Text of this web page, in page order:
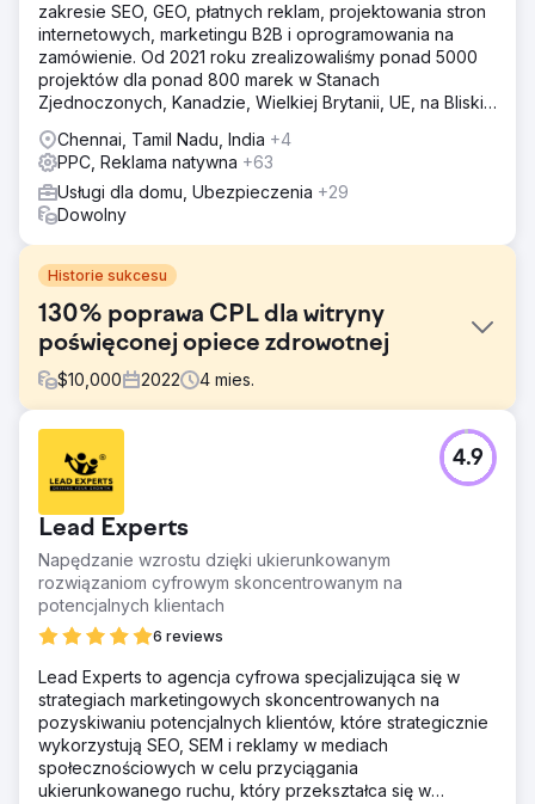
zakresie SEO, GEO, płatnych reklam, projektowania stron
internetowych, marketingu B2B i oprogramowania na
zamówienie. Od 2021 roku zrealizowaliśmy ponad 5000
projektów dla ponad 800 marek w Stanach
Zjednoczonych, Kanadzie, Wielkiej Brytanii, UE, na Bliskim
Chennai, Tamil Nadu, India +4
PPC, Reklama natywna +63
Usługi dla domu, Ubezpieczenia +29
Dowolny
Historie sukcesu
130% poprawa CPL dla witryny
poświęconej opiece zdrowotnej
$10,000 2022 4 mies.
Witryna borykała się z niską widocznością w bezpłatnych
wynikach wyszukiwania ze względu na słabą pozycję
słów kluczowych i brak odpowiednich treści na jej stronie.
Co więcej, ich średni poziom CPL był znacznie wyższy
niż standard rynkowy. Ponieważ były hiperlokalne, CPC
również był dość wysoki.
Rozwiązanie
Przeprowadzono optymalizację na stronie, obejmującą
słowa kluczowe. Strony usług zostały rozszerzone, aby
zapewnić szczegółowe objaśnienia różnych pilnych
zabiegów pielęgnacyjnych. Przeprowadzono także
restrukturyzację kampanii i stronę docelową, aby
poprawić wydajność Google Ads.
Lead Experts
Napędzanie wzrostu dzięki ukierunkowanym
rozwiązaniom cyfrowym skoncentrowanym na
potencjalnych klientach
6 reviews
4.9
Lead Experts to agencja cyfrowa specjalizująca się w
strategiach marketingowych skoncentrowanych na
pozyskiwaniu potencjalnych klientów, które strategicznie
wykorzystują SEO, SEM i reklamy w mediach
społecznościowych w celu przyciągania
ukierunkowanego ruchu, który przekształca się w